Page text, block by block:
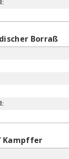
Borraß
Kampffer